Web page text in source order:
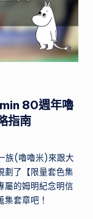
80週年嚕
指南
族(嚕嚕米)來跟大
劃了【限量套色集
屬的姆明紀念明信
套章吧！